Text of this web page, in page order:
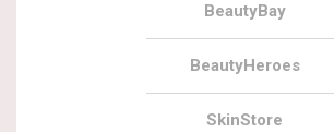
BeautyBay
BeautyHeroes
SkinStore